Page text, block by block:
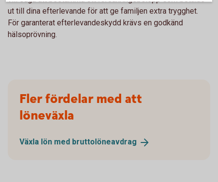
ut till dina efterlevande för att ge familjen extra trygghet.
För garanterat efterlevandeskydd krävs en godkänd
hälsoprövning.
Fler fördelar med att
löneväxla
Växla lön med bruttolöneavdrag